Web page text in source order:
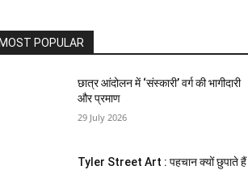
MOST POPULAR
छात्र आंदोलन में ‘संस्कारी’ वर्ग की भागीदारी
और प्रमाण
29 July 2026
Tyler Street Art : पहचान क्यों छुपाते हैं